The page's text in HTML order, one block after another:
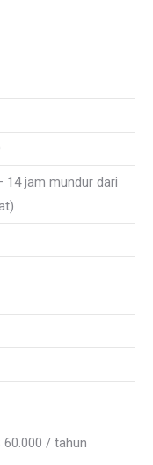
14 jam mundur dari
60.000 / tahun